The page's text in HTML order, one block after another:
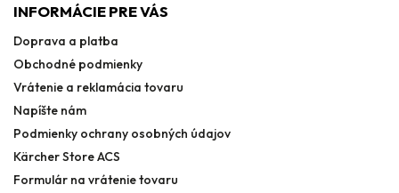
INFORMÁCIE PRE VÁS
Doprava a platba
Obchodné podmienky
Vrátenie a reklamácia tovaru
Napíšte nám
Podmienky ochrany osobných údajov
Kärcher Store ACS
Formulár na vrátenie tovaru